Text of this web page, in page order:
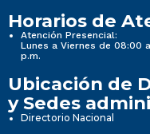
Horarios de
Atención Presencial:
Lunes a Viernes de 08:00
p.m.
Ubicación de
y Sedes
Directorio Nacional